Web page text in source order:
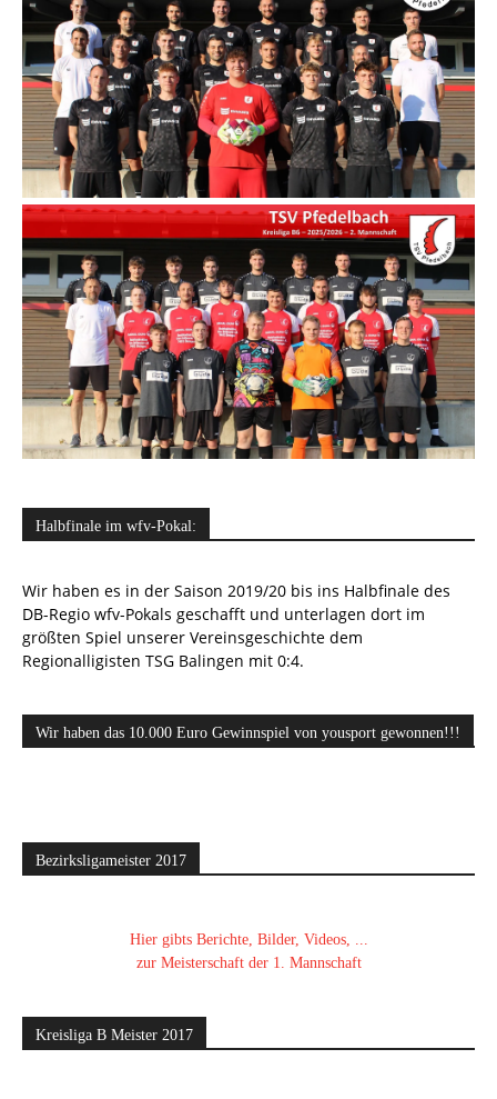
Halbfinale im wfv-Pokal:
Wir haben es in der Saison 2019/20 bis ins Halbfinale des
DB-Regio wfv-Pokals geschafft und unterlagen dort im
größten Spiel unserer Vereinsgeschichte dem
Regionalligisten TSG Balingen mit 0:4.
Wir haben das 10.000 Euro Gewinnspiel von yousport gewonnen!!!
Bezirksligameister 2017
Hier gibts Berichte, Bilder, Videos, ...
zur Meisterschaft der 1. Mannschaft
Kreisliga B Meister 2017